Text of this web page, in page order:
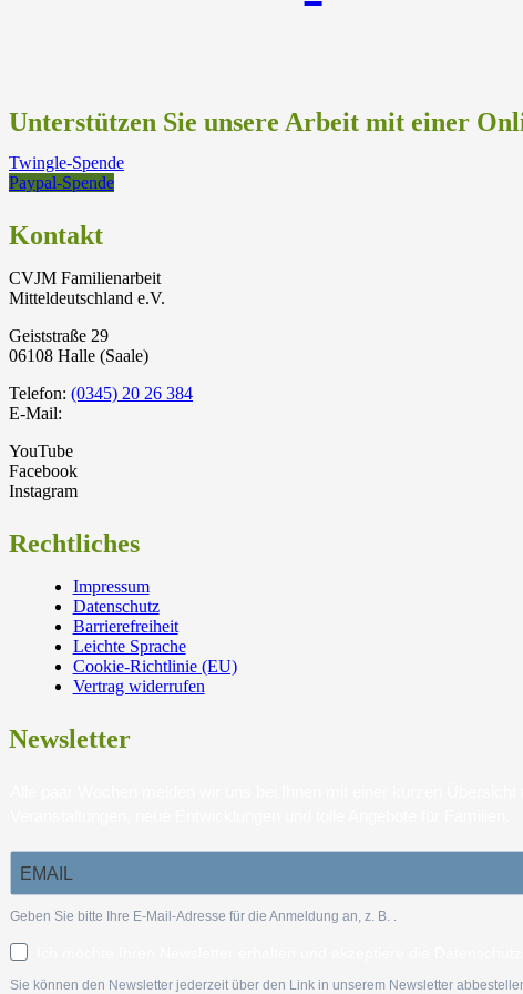
Unterstützen Sie unsere Arbeit mit einer
Twingle-Spende
Paypal-Spende
Kontakt
CVJM Familienarbeit
Mitteldeutschland e.V.
Geiststraße 29
06108 Halle (Saale)
Telefon: (0345) 20 26 384
E-Mail:
YouTube
Facebook
Instagram
Rechtliches
Impressum
Datenschutz
Barrierefreiheit
Leichte Sprache
Cookie-Richtlinie (EU)
Vertrag widerrufen
Newsletter
Geben Sie bitte Ihre E-Mail-Adresse für die Anmeldung an, z. B. .
Sie können den Newsletter jederzeit über den Link in unserem Newsletter